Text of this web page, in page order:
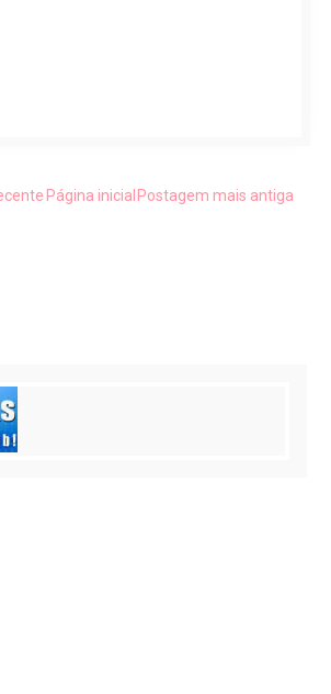
Postagem mais antiga
Página inicial